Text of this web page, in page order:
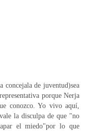
concejala de juventud)sea
porque Nerja
conozco. Yo vivo aquí,
la disculpa de que "no
el miedo"por lo que